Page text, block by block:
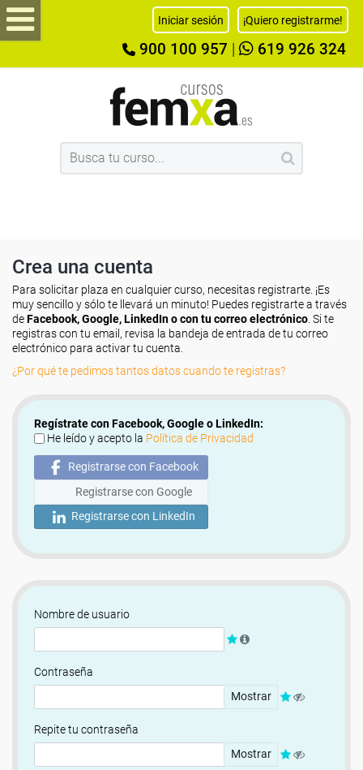
Iniciar sesión ¡Quiero registrarme!
900 100 957 619 926 324
Crea una cuenta
Para solicitar plaza en cualquier curso, necesitas registrarte. ¡Es
muy sencillo y sólo te llevará un minuto! Puedes registrarte a través
deFacebook, Google, LinkedIn o con tu correo electrónico . Si te
registras con tu email, revisa la bandeja de entrada de tu correo
electrónico para activar tu cuenta.
¿Por qué te pedimos tantos datos cuando te registras?
Regístrate con Facebook, Google o LinkedIn:
He leído y acepto la Política de Privacidad
Registrarse con Facebook
Registrarse con Google
Registrarse con LinkedIn
Nombre de usuario
Contraseña
Mostrar
Repite tu contraseña
Mostrar